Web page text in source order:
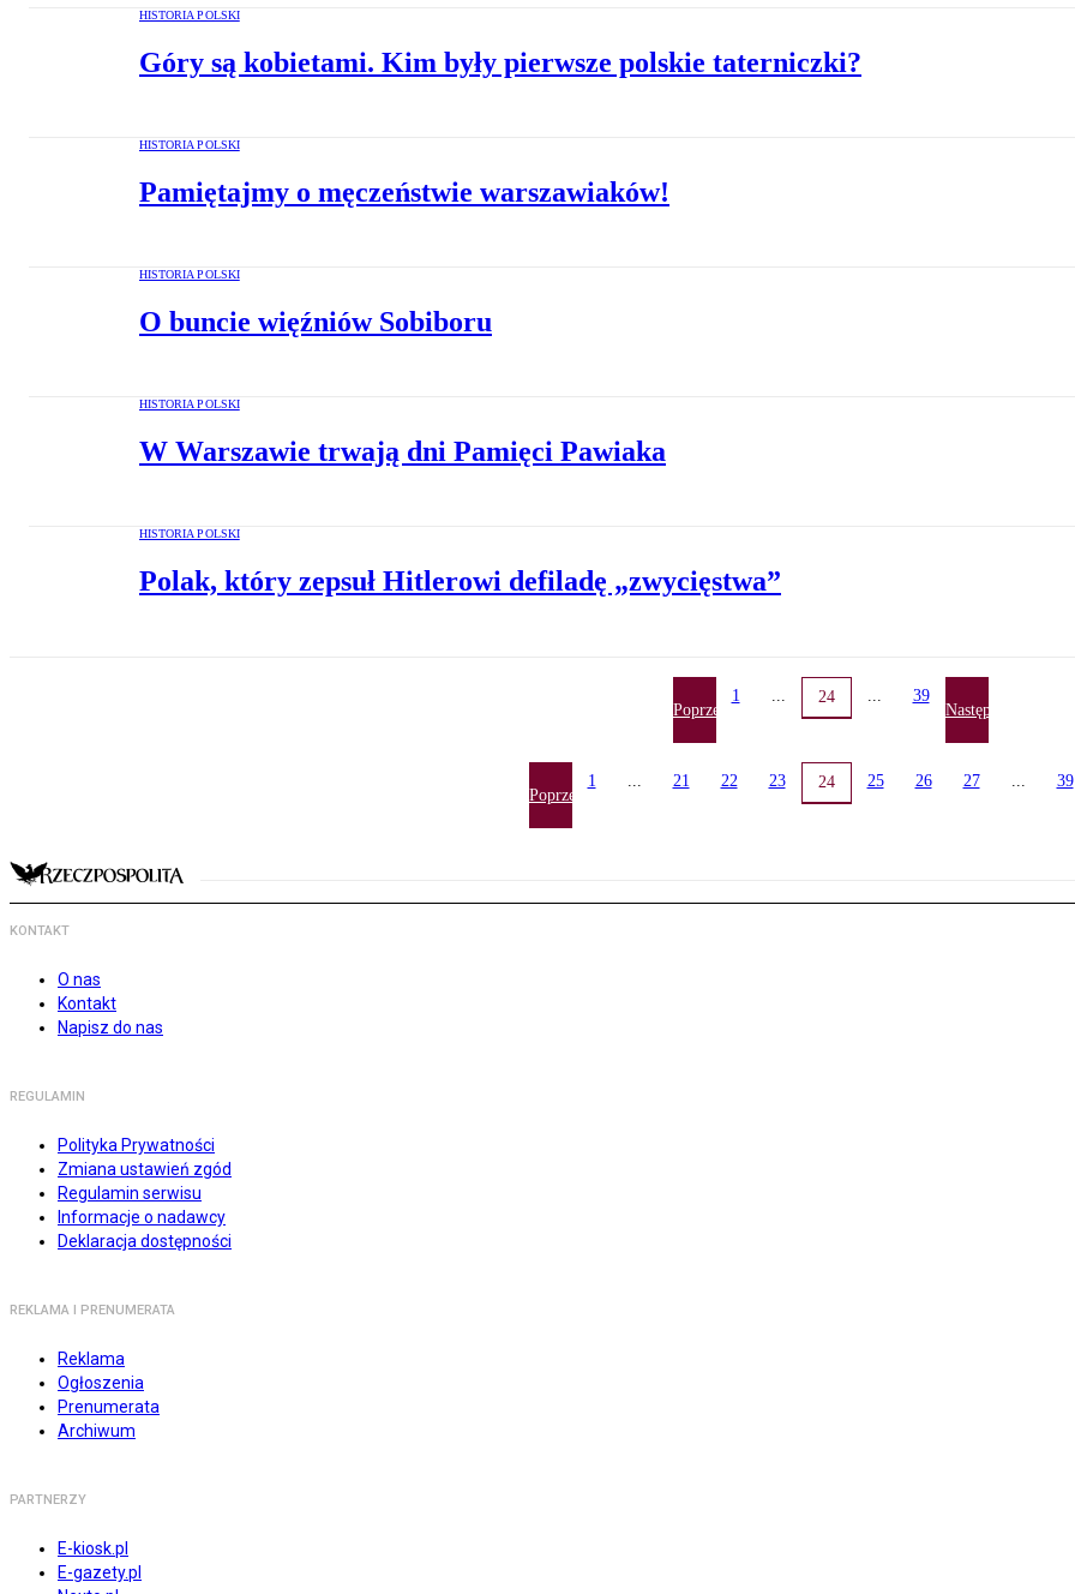
HISTORIA POLSKI
Góry są kobietami. Kim były pierwsze polskie taterniczki?
HISTORIA POLSKI
Pamiętajmy o męczeństwie warszawiaków!
HISTORIA POLSKI
O buncie więźniów Sobiboru
HISTORIA POLSKI
W Warszawie trwają dni Pamięci Pawiaka
HISTORIA POLSKI
Polak, który zepsuł Hitlerowi defiladę „zwycięstwa”
Poprzednia
1 ... 24 ... 39
Następna
Poprzednia
1 ... 21 22 23 24 25 26 27 ... 39
KONTAKT
O nas
Kontakt
Napisz do nas
REGULAMIN
Polityka Prywatności
Zmiana ustawień zgód
Regulamin serwisu
Informacje o nadawcy
Deklaracja dostępności
REKLAMA I PRENUMERATA
Reklama
Ogłoszenia
Prenumerata
Archiwum
PARTNERZY
E-kiosk.pl
E-gazety.pl